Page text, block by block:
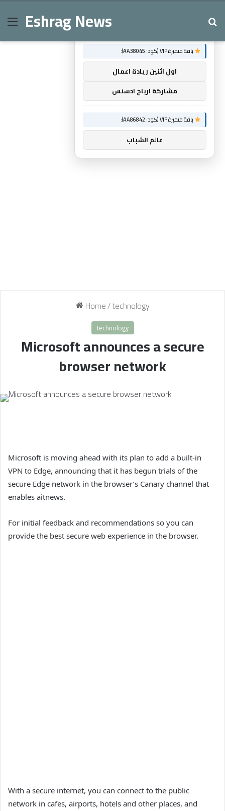
MenuEshrag News
Home/technology
technology
Microsoft announces a secure
browser network
Microsoft is moving ahead with its plan to add a built-in
VPN to Edge, announcing that it has begun trials of the
secure Edge network in the browser’s Canary channel that
enables aitnews.
For initial feedback and recommendations so you can
provide the best secure web experience in the browser.
With a secure internet, you can connect to the public
network in cafes, airports, hotels and other places, and
×
باقة متميزة VIP (كود: AA38045):
اول اثنين ريادة اعمال
مشاركة ارباح ادسنس
باقة متميزة VIP (كود: AA86842):
عالم الشباب